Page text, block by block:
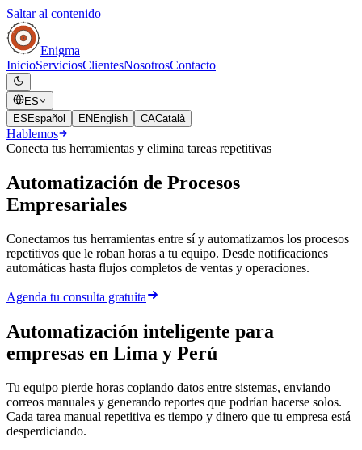
Saltar al contenido
Enigma
InicioServiciosClientesNosotrosContacto
ES
ES Español EN English CACatalà
Hablemos
Conecta tus herramientas y elimina tareas repetitivas
Automatización de Procesos
Empresariales
Conectamos tus herramientas entre sí y automatizamos los procesos
repetitivos que le roban horas a tu equipo. Desde notificaciones
automáticas hasta flujos completos de ventas y operaciones.
Agenda tu consulta gratuita
Automatización inteligente para
empresas en Lima y Perú
Tu equipo pierde horas copiando datos entre sistemas, enviando
correos manuales y generando reportes que podrían hacerse solos.
Cada tarea manual repetitiva es tiempo y dinero que tu empresa está
desperdiciando.